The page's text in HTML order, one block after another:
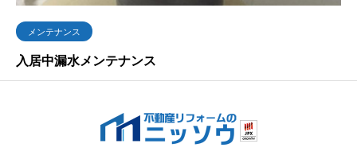
メンテナンス
入居中漏水メンテナンス